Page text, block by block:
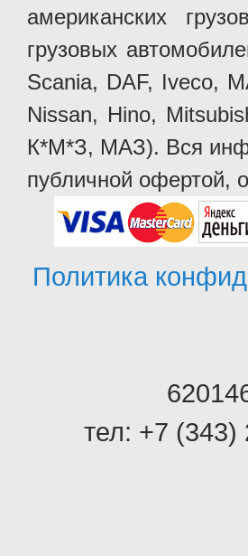
американских
грузовых
Scania, DAF, Iveco,
Nissan, Hino,
К*М*З, МАЗ). Вся
публичной офертой,
Политика
тел: +7 (343)